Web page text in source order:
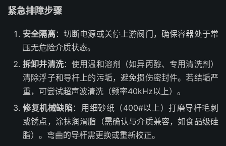
紧急排障步骤
安全隔离：切断电源或关停上游阀门，确保容器处于常
压无危险介质状态。
拆卸并清洗：使用温和溶剂（如异丙醇、专用清洗剂）
清除浮子和导杆上的污垢，避免损伤密封件。若结垢严
重，可尝试超声波清洗（频率40kHz以上）。
修复机械缺陷：用细砂纸（400#以上）打磨导杆毛刺
或锈点，涂抹润滑脂（需确认与介质兼容，如食品级硅
脂）。弯曲的导杆需更换或重新校正。